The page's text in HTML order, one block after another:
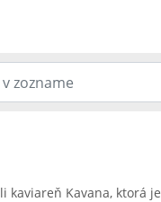
kaviareň Kavana, ktorá je